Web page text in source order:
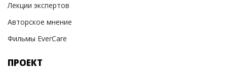
Лекции экспертов
Авторское мнение
Фильмы EverCare
ПРОЕКТ